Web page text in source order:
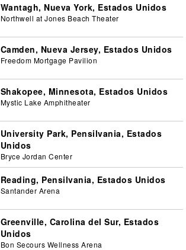
Wantagh, Nueva York, Estados Unidos
Northwell at Jones Beach Theater
Camden, Nueva Jersey, Estados Unidos
Freedom Mortgage Pavilion
Shakopee, Minnesota, Estados Unidos
Mystic Lake Amphitheater
University Park, Pensilvania, Estados
Unidos
Bryce Jordan Center
Reading, Pensilvania, Estados Unidos
Santander Arena
Greenville, Carolina del Sur, Estados
Unidos
Bon Secours Wellness Arena